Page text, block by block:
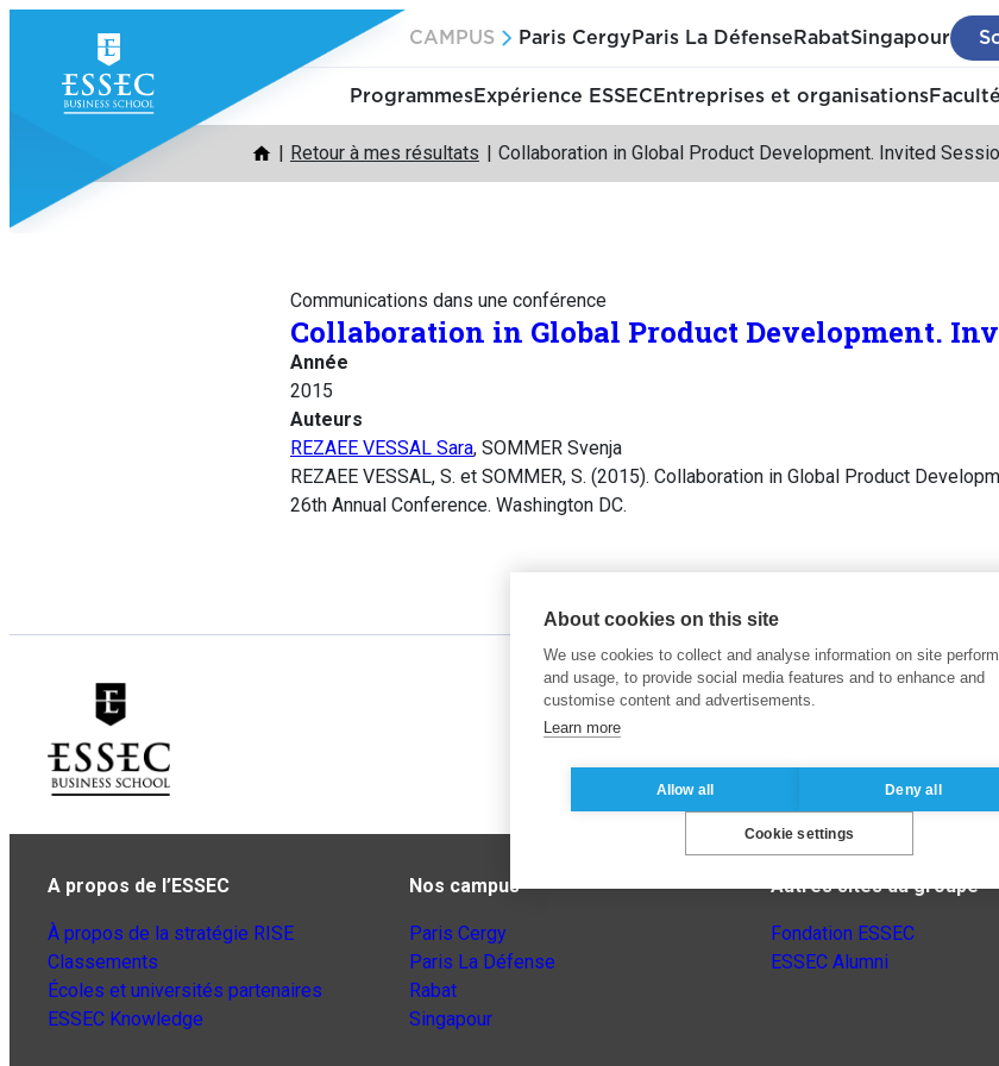
contenu
CAMPUS Paris Cergy Paris La Défense RabatSingapour
ProgrammesExpérience ESSEC Entreprises et organisations
Retour à mes résultats Collaboration in Global Product Development. Invited
Communications dans une conférence
Collaboration in Global Product Development.
Année
2015
Auteurs
REZAEE VESSAL Sara, SOMMER Svenja
REZAEE VESSAL, S. et SOMMER, S. (2015). Collaboration in Global Product
26th Annual Conference. Washington DC.
A propos de l’ESSEC
À propos de la stratégie RISE
Classements
Écoles et universités partenaires
ESSEC Knowledge
Nos campus
Paris Cergy
Paris La Défense
Rabat
Singapour
Autres sites du groupe
Fondation ESSEC
ESSEC Alumni
About cookies on this site
We use cookies to collect and analyse information on site
and usage, to provide social media features and to enhance and
customise content and advertisements.
Learn more
Allow all Deny all
Cookie settings